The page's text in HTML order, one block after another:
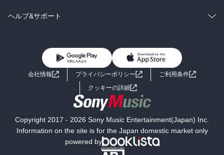
BL・TL
雑誌・グラビア
ラノベ
コミック
ライトノベル 男子向けラノベ
小説
海外小説
ミステリー SF
文学
ヘルプ&サポート
よくあるご質問 お問い合わせ
会社情報 プライバシーポリシー
ご利用条件
クッキーの詳細
Copyright 2017 - 2026 Sony Music Entertainment(Japan) Inc.
Information on the site is for the Japan domestic market only
powered by